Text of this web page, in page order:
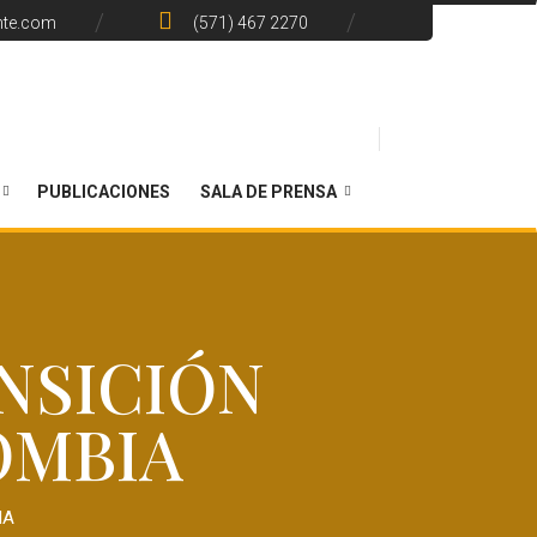
(571) 467 2270
PUBLICACIONES SALA DE PRENSA